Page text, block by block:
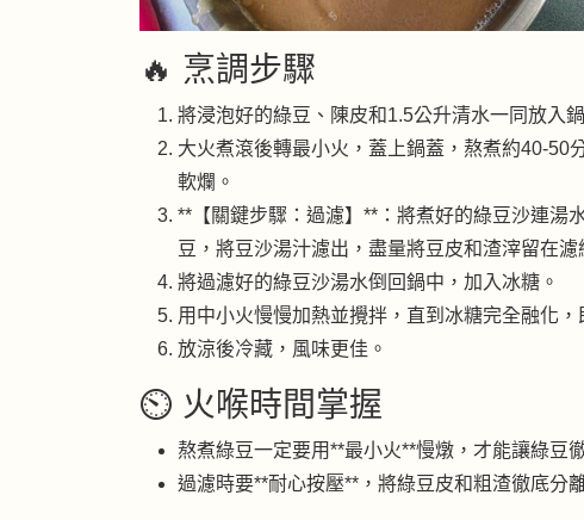
🔥 烹調步驟
將浸泡好的綠豆、陳皮和1.5公升清水一同放入鍋
大火煮滾後轉最小火，蓋上鍋蓋，熬煮約40-50
軟爛。
**【關鍵步驟：過濾】**：將煮好的綠豆沙連湯
豆，將豆沙湯汁濾出，盡量將豆皮和渣滓留在濾
將過濾好的綠豆沙湯水倒回鍋中，加入冰糖。
用中小火慢慢加熱並攪拌，直到冰糖完全融化，
放涼後冷藏，風味更佳。
⏲️ 火喉時間掌握
熬煮綠豆一定要用**最小火**慢燉，才能讓綠豆
過濾時要**耐心按壓**，將綠豆皮和粗渣徹底分